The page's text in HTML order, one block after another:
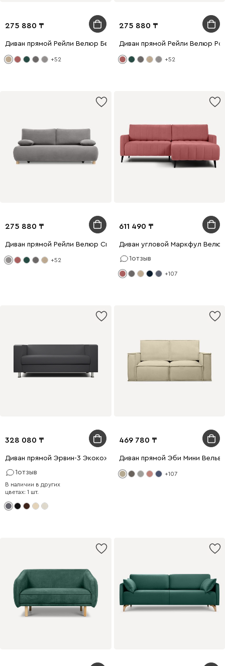
275 880
Диван прямой Рейли Велюр Бежевый
+52
275 880
Диван прямой Рейли Велюр
+52
275 880
Диван прямой Рейли Велюр Светло-серый
+52
611 490
Диван угловой Маркфул
1отзыв
+107
328 080
Диван прямой Эрвин-3 Экокожа Серый
1отзыв
В наличии в других
цветах: 1 шт.
469 780
Диван прямой Эби Мини
+107